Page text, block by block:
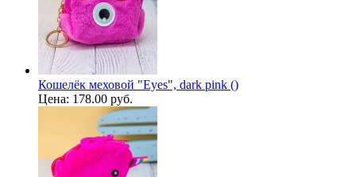
Кошелёк меховой "Eyes", dark pink ()
Цена: 178.00 руб.